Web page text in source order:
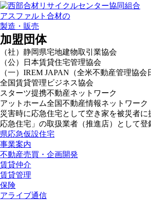
アスファルト合材の
製造・販売
加盟団体
（社）静岡県宅地建物取引業協会
（公）日本賃貸住宅管理協会
（一）IREM JAPAN（全米不動産管理協会
全国賃貸管理ビジネス協会
スターツ提携不動産ネットワーク
アットホーム全国不動産情報ネットワーク
災害時に応急住宅として空き家を被災者に
応急住宅」の取扱業者（推進店）として登
県応急仮設住宅
事業案内
不動産売買・企画開発
賃貸仲介
賃貸管理
保険
アライブ通信